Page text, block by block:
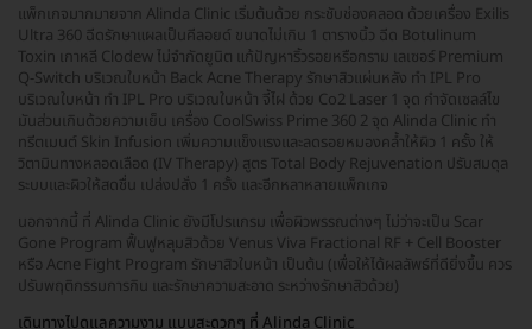
แพ็กเกจมากมายจาก Alinda Clinic เริ่มต้นด้วย กระชับช่องคลอด ด้วยเครื่อง Exilis
Ultra 360 ฉีดรักษาแผลเป็นคีลอยด์ ขนาดไม่เกิน 1 ตารางนิ้ว ฉีด Botulinum
Toxin เกาหลี Clodew ไม่จำกัดยูนิต แก้ปัญหาริ้วรอยหรือกราม เลเซอร์ Premium
Q-Switch บริเวณใบหน้า Back Acne Therapy รักษาสิวแผ่นหลัง ทำ IPL Pro
บริเวณใบหน้า ทำ IPL Pro บริเวณใบหน้า จี้ไฝ ด้วย Co2 Laser 1 จุด กำจัดเซลล์ไข
มันส่วนเกินด้วยความเย็น เครื่อง CoolSwiss Prime 360 2 จุด Alinda Clinic ทำ
ทรีตเมนต์ Skin Infusion เพิ่มความแข็งแรงและลดรอยหมองคล้ำให้ผิว 1 ครั้ง ให้
วิตามินทางหลอดเลือด (IV Therapy) สูตร Total Body Rejuvenation ปรับสมดุล
ระบบและผิวให้สดชื่น เปล่งปลั่ง 1 ครั้ง และอีกหลาหลายแพ็กเกจ
นอกจากนี้ ที่ Alinda Clinic ยังมีโปรแกรม เพื่อผิวพรรณต่างๆ ไม่ว่าจะเป็น Scar
Gone Program ฟื้นฟูหลุมสิวด้วย Venus Viva Fractional RF + Cell Booster
หรือ Acne Fight Program รักษาสิวใบหน้า เป็นต้น (เพื่อให้ได้ผลลัพธ์ที่ดียิ่งขึ้น ควร
ปรับพฤติกรรมการกิน และรักษาความสะอาด ระหว่างรักษาสิวด้วย)
เดินทางไปดูแลความงาม แบบสะดวกๆ ที่ Alinda Clinic